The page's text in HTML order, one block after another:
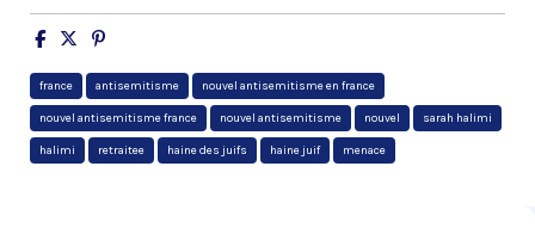
france antisemitisme nouvel antisemitisme en france
nouvel antisemitisme france nouvel antisemitisme nouvel sarah halimi
halimi retraitee haine des juifs haine juif menace